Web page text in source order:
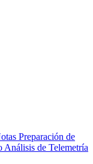
Preparación de
Análisis de Telemetría